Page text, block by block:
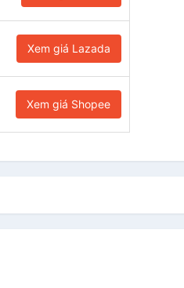
Xem giá Lazada
Xem giá Shopee